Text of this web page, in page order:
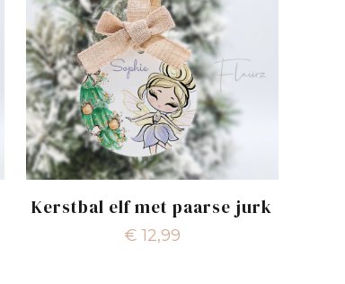
Kerstbal elf met paarse jurk
€ 12,99